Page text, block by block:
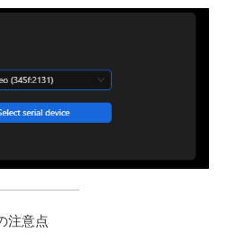
注意点